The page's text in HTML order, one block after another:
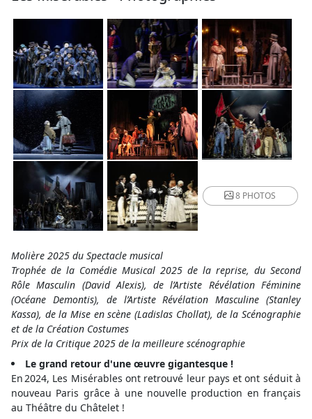
8 PHOTOS
Molière 2025 du Spectacle musical
Trophée de la Comédie Musical 2025 de la reprise, du Second
Rôle Masculin (David Alexis), de l’Artiste Révélation Féminine
(Océane Demontis), de l’Artiste Révélation Masculine (Stanley
Kassa), de la Mise en scène (Ladislas Chollat), de la Scénographie
et de la Création Costumes
Prix de la Critique 2025 de la meilleure scénographie
Le grand retour d'une œuvre gigantesque !
En 2024, Les Misérables ont retrouvé leur pays et ont séduit à
nouveau Paris grâce à une nouvelle production en français
au Théâtre du Châtelet !